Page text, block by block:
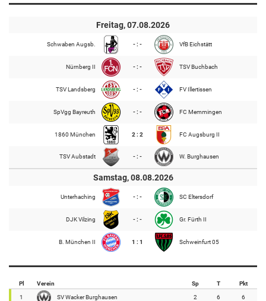
Freitag, 07.08.2026
Schwaben Augsb. - : - VfB Eichstätt
Nürnberg II - : - TSV Buchbach
TSV Landsberg - : - FV Illertissen
SpVgg Bayreuth - : - FC Memmingen
1860 München 2 : 2 FC Augsburg II
TSV Aubstadt - : - W. Burghausen
Samstag, 08.08.2026
Unterhaching - : - SC Eltersdorf
DJK Vilzing - : - Gr. Fürth II
B. München II 1 : 1 Schweinfurt 05
Pl Verein Sp T Pkt
1 SV Wacker Burghausen 2 6 6